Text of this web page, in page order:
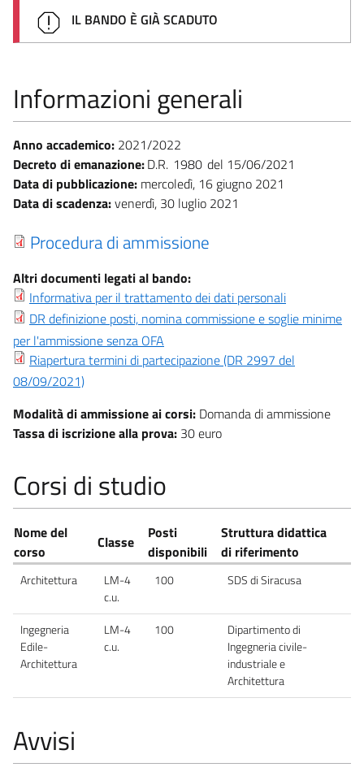
IL BANDO È GIÀ SCADUTO
Informazioni generali
Anno accademico: 2021/2022
Decreto di emanazione:D.R. 1980
15/06/2021
Data di pubblicazione: mercoledì, 16 giugno 2021
Data di scadenza:venerdì, 30 luglio 2021
Procedura di ammissione
Altri documenti legati al bando:
Informativa per il trattamento dei dati personali
DR definizione posti, nomina commissione e soglie minime
per l'ammissione senza OFA
Riapertura termini di partecipazione (DR 2997 del
08/09/2021)
Modalità di ammissione ai corsi: Domanda di ammissione
Tassa di iscrizione alla prova: 30 euro
Corsi di studio
Nome del
corso
Classe
Posti
disponibili
Struttura didattica
di riferimento
Architettura
LM-4
c.u.
100 SDS di Siracusa
Ingegneria
Edile-
Architettura
LM-4
c.u.
100
Dipartimento di
Ingegneria civile-
industriale e
Architettura
Avvisi